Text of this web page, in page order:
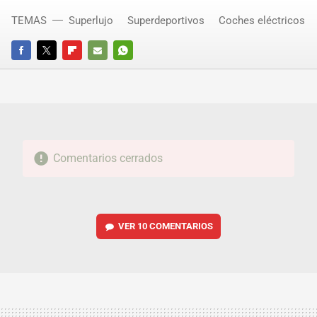
FACEBOOKTWITTERFLIPBOARD
E-
WHATSAPP
TEMAS Superlujo Superdeportivos Coches eléctricos
Comentarios cerrados
VER 10 COMENTARIOS